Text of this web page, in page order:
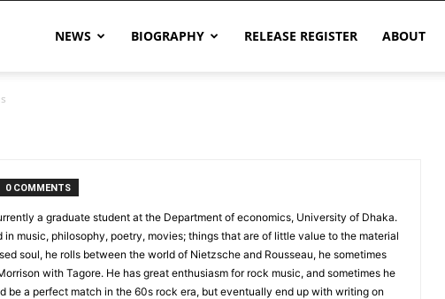
NEWS BIOGRAPHY RELEASE REGISTER ABOUT
0 COMMENTS
a graduate student at the Department of economics, University of Dhaka.
in music, philosophy, poetry, movies; things that are of little value to the material
soul, he rolls between the world of Nietzsche and Rousseau, he sometimes
with Tagore. He has great enthusiasm for rock music, and sometimes he
be a perfect match in the 60s rock era, but eventually end up with writing on